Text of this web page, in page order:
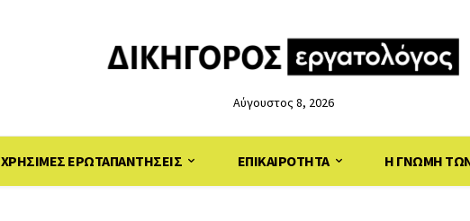
Αύγουστος 8, 2026
ΧΡΗΣΙΜΕΣ ΕΡΩΤΑΠΑΝΤΗΣΕΙΣ ΕΠΙΚΑΙΡΟΤΗΤΑ Η ΓΝΩΜΗ